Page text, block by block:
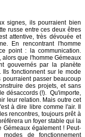
signes, ils pourraient bien
russe entre ces deux êtres
attentive, très dévouée et
En rencontrant l'homme
point : la communication.
alors que l'homme Gémeaux
gouvernés par la planète
Ils fonctionnent sur le mode
passer beaucoup
des projets, et sans
désaccords (!). Qu'importe,
leur relation. Mais outre cet
à dire libre comme l'air. Il
rencontres, toujours prêt à
un foyer stable qui la
Gémeaux également ! Peut-
de fonctionnement